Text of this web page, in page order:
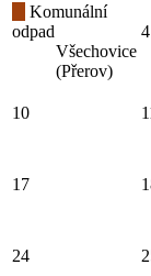
Komunální
odpad
Všechovice
(Přerov)
4
10
17
24